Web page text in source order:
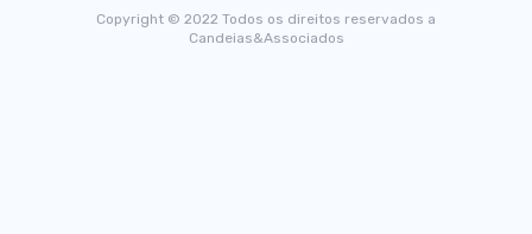
Copyright © 2022 Todos os direitos reservados a
Candeias&Associados